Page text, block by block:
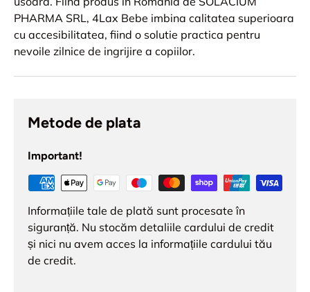
PHARMA SRL, 4Lax Bebe imbina calitatea superioara
cu accesibilitatea, fiind o solutie practica pentru
nevoile zilnice de ingrijire a copiilor.
Metode de plata
Important!
Informațiile tale de plată sunt procesate în
siguranță. Nu stocăm detaliile cardului de credit
și nici nu avem acces la informațiile cardului tău
de credit.